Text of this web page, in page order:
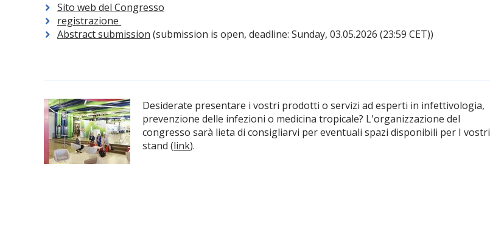
Sito web del Congresso
registrazione
Abstract submission (submission is open, deadline: Sunday, 03.05.2026 (23:59 CET))
Desiderate presentare i vostri prodotti o servizi ad esperti in infettivologia,
prevenzione delle infezioni o medicina tropicale? L'organizzazione del
congresso sarà lieta di consigliarvi per eventuali spazi disponibili per I vostri
stand (link).